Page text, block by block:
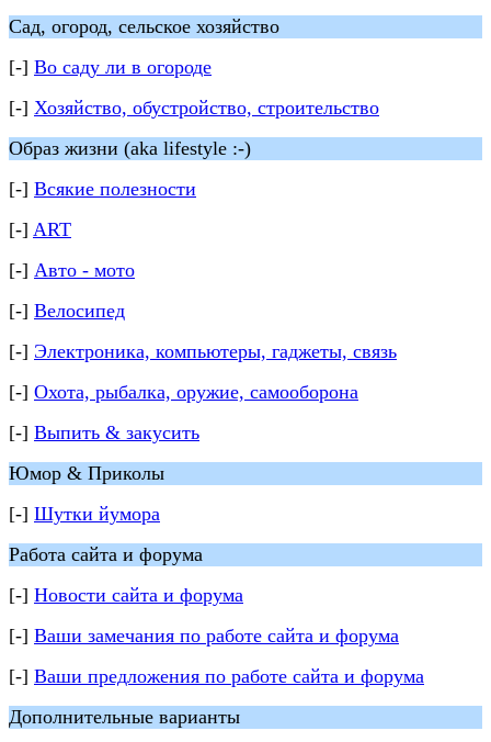
Сад, огород, сельское хозяйство
[-] Во саду ли в огороде
[-] Хозяйство, обустройство, строительство
Образ жизни (aka lifestyle :-)
[-] Всякие полезности
[-] ART
[-] Авто - мото
[-] Велосипед
[-] Электроника, компьютеры, гаджеты, связь
[-] Охота, рыбалка, оружие, самооборона
[-] Выпить & закусить
Юмор & Приколы
[-] Шутки йумора
Работа сайта и форума
[-] Новости сайта и форума
[-] Ваши замечания по работе сайта и форума
[-] Ваши предложения по работе сайта и форума
Дополнительные варианты